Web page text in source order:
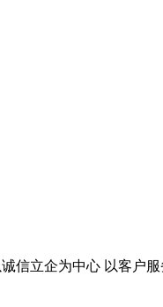
信立企为中心 以客户